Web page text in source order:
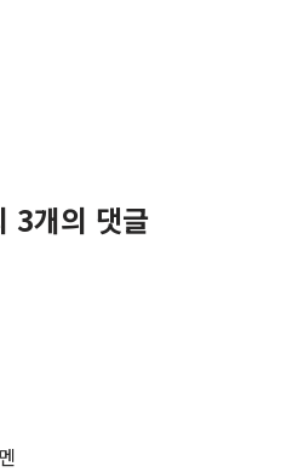
3개의 댓글